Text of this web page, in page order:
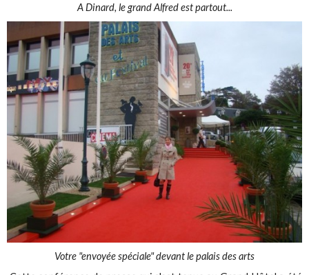
A Dinard, le grand Alfred est partout...
Votre "envoyée spéciale" devant le palais des arts